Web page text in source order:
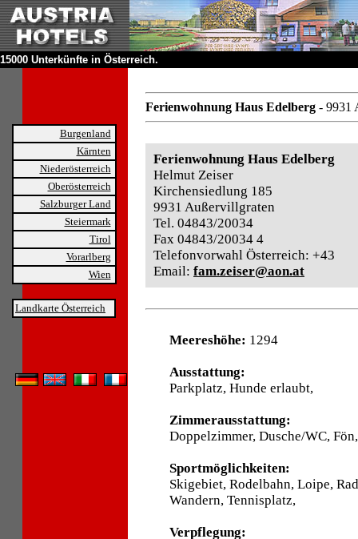
15000 Unterkünfte in Österreich.
Burgenland
Kärnten
Niederösterreich
Oberösterreich
Salzburger Land
Steiermark
Tirol
Vorarlberg
Wien
Landkarte Österreich
Ferienwohnung Haus Edelberg - 9931
Ferienwohnung Haus Edelberg
Helmut Zeiser
Kirchensiedlung 185
9931 Außervillgraten
Tel. 04843/20034
Fax 04843/20034 4
Telefonvorwahl Österreich: +43
Email: fam.zeiser@aon.at
Meereshöhe: 1294
Ausstattung:
Parkplatz, Hunde erlaubt,
Zimmerausstattung:
Doppelzimmer, Dusche/WC,
Sportmöglichkeiten:
Skigebiet, Rodelbahn, Loipe,
Wandern, Tennisplatz,
Verpflegung: